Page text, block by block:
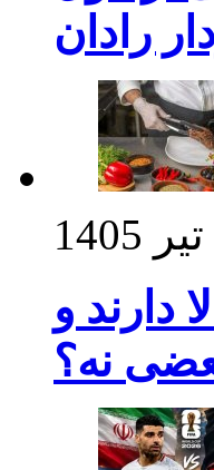
رادان
دارند و
نه؟